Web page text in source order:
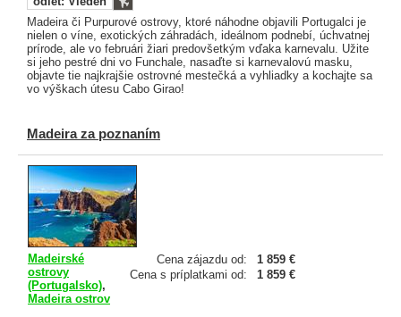
Madeira či Purpurové ostrovy, ktoré náhodne objavili Portugalci je
nielen o víne, exotických záhradách, ideálnom podnebí, úchvatnej
prírode, ale vo februári žiari predovšetkým vďaka karnevalu. Užite
si jeho pestré dni vo Funchale, nasaďte si karnevalovú masku,
objavte tie najkrajšie ostrovné mestečká a vyhliadky a kochajte sa
vo výškach útesu Cabo Girao!
Madeira za poznaním
Cena zájazdu od:
1 859 €
Cena s príplatkami od:
1 859 €
Madeirské
ostrovy
(Portugalsko),
Madeira ostrov